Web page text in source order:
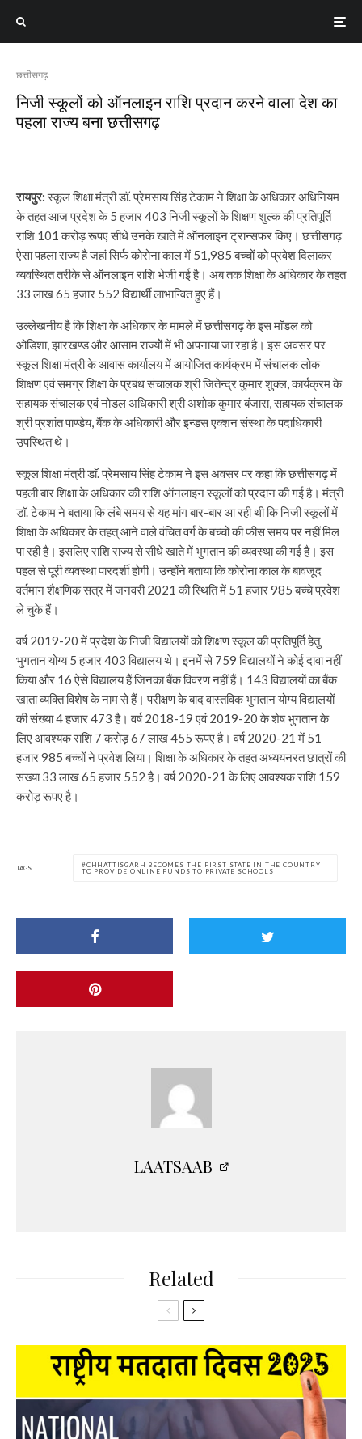
छत्तीसगढ़
निजी स्कूलों को ऑनलाइन राशि प्रदान करने वाला देश का
पहला राज्य बना छत्तीसगढ़
रायपुर:स्कूल शिक्षा मंत्री डाॅ. प्रेमसाय सिंह टेकाम ने शिक्षा के अधिकार अधिनियम
के तहत आज प्रदेश के 5 हजार 403 निजी स्कूलों के शिक्षण शुल्क की प्रतिपूर्ति
राशि 101 करोड़ रूपए सीधे उनके खाते में ऑनलाइन ट्रान्सफर किए। छत्तीसगढ़
ऐसा पहला राज्य है जहां सिर्फ कोरोना काल में 51,985 बच्चों को प्रवेश दिलाकर
व्यवस्थित तरीके से ऑनलाइन राशि भेजी गई है। अब तक शिक्षा के अधिकार के तहत
33 लाख 65 हजार 552 विद्यार्थी लाभान्वित हुए हैं।
उल्लेखनीय है कि शिक्षा के अधिकार के मामले में छत्तीसगढ़ के इस माॅडल को
ओडिशा, झारखण्ड और आसाम राज्योें में भी अपनाया जा रहा है। इस अवसर पर
स्कूल शिक्षा मंत्री के आवास कार्यालय में आयोजित कार्यक्रम में संचालक लोक
शिक्षण एवं समग्र शिक्षा के प्रबंध संचालक श्री जितेन्द्र कुमार शुक्ल, कार्यक्रम के
सहायक संचालक एवं नोडल अधिकारी श्री अशोक कुमार बंजारा, सहायक संचालक
श्री प्रशांत पाण्डेय, बैंक के अधिकारी और इन्डस एक्शन संस्था के पदाधिकारी
उपस्थित थे।
स्कूल शिक्षा मंत्री डाॅ. प्रेमसाय सिंह टेकाम ने इस अवसर पर कहा कि छत्तीसगढ़ में
पहली बार शिक्षा के अधिकार की राशि ऑनलाइन स्कूलों को प्रदान की गई है। मंत्री
डाॅ. टेकाम ने बताया कि लंबे समय से यह मांग बार-बार आ रही थी कि निजी स्कूलों में
शिक्षा के अधिकार के तहत् आने वाले वंचित वर्ग के बच्चों की फीस समय पर नहीं मिल
पा रही है। इसलिए राशि राज्य से सीधे खाते में भुगतान की व्यवस्था की गई है। इस
पहल से पूरी व्यवस्था पारदर्शी होगी। उन्होंने बताया कि कोरोना काल के बावजूद
वर्तमान शैक्षणिक सत्र में जनवरी 2021 की स्थिति में 51 हजार 985 बच्चे प्रवेश
ले चुके हैं।
वर्ष 2019-20 में प्रदेश के निजी विद्यालयों को शिक्षण स्कूल की प्रतिपूर्ति हेतु
भुगतान योग्य 5 हजार 403 विद्यालय थे। इनमें से 759 विद्यालयों ने कोई दावा नहीं
किया और 16 ऐसे विद्यालय हैं जिनका बैंक विवरण नहीं हैं। 143 विद्यालयों का बैंक
खाता व्यक्ति विशेष के नाम से हैं। परीक्षण के बाद वास्तविक भुगतान योग्य विद्यालयों
की संख्या 4 हजार 473 है। वर्ष 2018-19 एवं 2019-20 के शेष भुगतान के
लिए आवश्यक राशि 7 करोड़ 67 लाख 455 रूपए है। वर्ष 2020-21 में 51
हजार 985 बच्चों ने प्रवेश लिया। शिक्षा के अधिकार के तहत अध्ययनरत छात्रों की
संख्या 33 लाख 65 हजार 552 है। वर्ष 2020-21 के लिए आवश्यक राशि 159
करोड़ रूपए है।
TAGS
CHHATTISGARH BECOMES THE FIRST STATE IN THE COUNTRY
TO PROVIDE ONLINE FUNDS TO PRIVATE SCHOOLS
LAATSAAB
Related